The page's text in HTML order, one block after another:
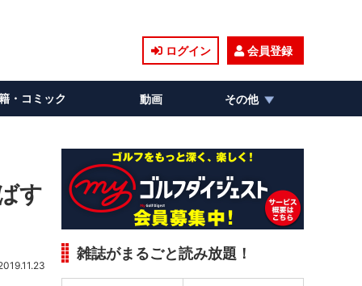
ログイン 会員登録
・コミック 動画 その他
す
雑誌がまるごと読み放題！